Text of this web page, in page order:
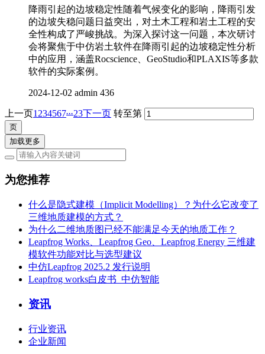
降雨引起的边坡稳定性随着气候变化的影响，降雨引发
的边坡失稳问题日益突出，对土木工程和岩土工程的安
全性构成了严峻挑战。为深入探讨这一问题，本次研讨
会将聚焦于中仿岩土软件在降雨引起的边坡稳定性分析
中的应用，涵盖Rocscience、GeoStudio和PLAXIS等多款
软件的实际案例。
2024-12-02 admin 436
上一页1 234567...23下一页 转至第
加载更多
为您推荐
什么是隐式建模（Implicit Modelling）？为什么它改变了
三维地质建模的方式？
为什么二维地质图已经不能满足今天的地质工作？
Leapfrog Works、Leapfrog Geo、Leapfrog Energy 三维建
模软件功能对比与选型建议
中仿Leapfrog 2025.2 发行说明
Leapfrog works白皮书_中仿智能
资讯
行业资讯
企业新闻